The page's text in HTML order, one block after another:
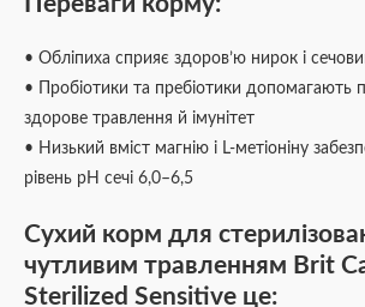
• Обліпиха сприяє здоров’ю нирок і
• Пробіотики та пребіотики допомагають
здорове травлення й імунітет
• Низький вміст магнію і L-метіоніну
рівень pH сечі 6,0–6,5
Сухий корм для
чутливим травленням Brit
Sterilized Sensitive це: